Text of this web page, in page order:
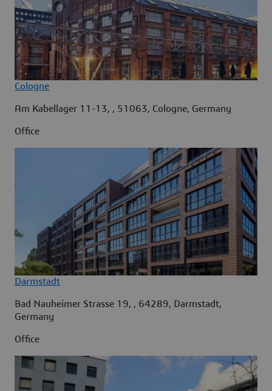
Cologne
Am Kabellager 11-13, , 51063, Cologne, Germany
Office
Darmstadt
Bad Nauheimer Strasse 19, , 64289, Darmstadt,
Germany
Office